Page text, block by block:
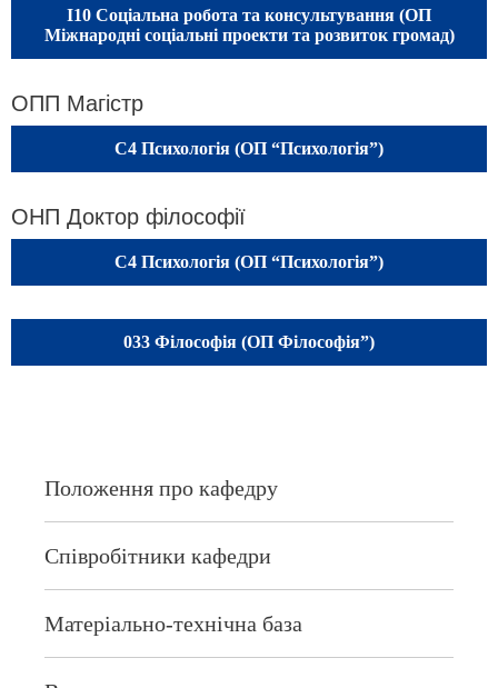
I10 Соціальна робота та консультування (ОП
Міжнародні соціальні проекти та розвиток громад)
ОПП Магістр
C4 Психологія (ОП “Психологія”)
ОНП Доктор філософії
C4 Психологія (ОП “Психологія”)
033 Філософія (ОП Філософія”)
Положення про кафедру
Співробітники кафедри
Матеріально-технічна база